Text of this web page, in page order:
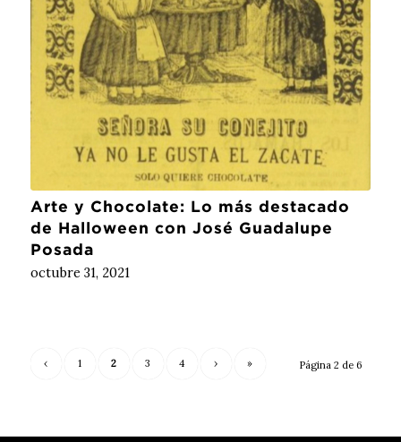
Arte y Chocolate: Lo más destacado
de Halloween con José Guadalupe
Posada
octubre 31, 2021
Página 2 de 6
‹ 1 2 3 4 › »